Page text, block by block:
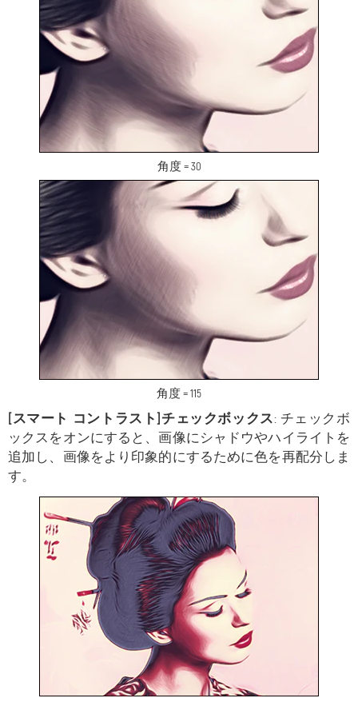
角度 = 30
角度 = 115
[スマート コントラスト]チェックボックス: チェックボ
ックスをオンにすると、画像にシャドウやハイライトを
追加し、画像をより印象的にするために色を再配分しま
す。